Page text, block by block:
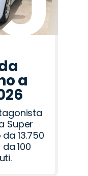
a
Super
13.750
100